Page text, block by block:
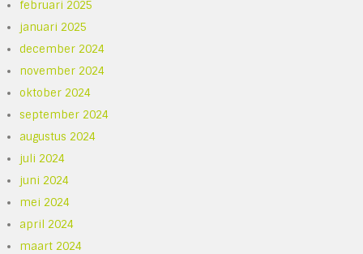
februari 2025
januari 2025
december 2024
november 2024
oktober 2024
september 2024
augustus 2024
juli 2024
juni 2024
mei 2024
april 2024
maart 2024